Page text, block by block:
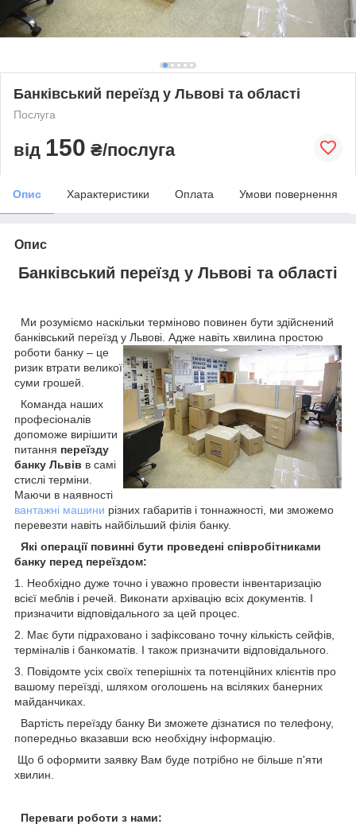
Банківський переїзд у Львові та області
Послуга
від 150 ₴/послуга
Опис Характеристики Оплата Умови повернення
Опис
Банківський переїзд у Львові та області
Ми розуміємо наскільки терміново повинен бути здійснений
банківський переїзд у Львові. Адже навіть хвилина простою
роботи банку – це
ризик втрати великої
суми грошей.
Команда наших
професіоналів
допоможе вирішити
питання переїзду
банку Львів в самі
стислі терміни.
Маючи в наявності
вантажні машини різних габаритів і тоннажності, ми зможемо
перевезти навіть найбільший філія банку.
Які операції повинні бути проведені співробітниками
банку перед переїздом:
1. Необхідно дуже точно і уважно провести інвентаризацію
всієї меблів і речей. Виконати архівацію всіх документів. І
призначити відповідального за цей процес.
2. Має бути підраховано і зафіксовано точну кількість сейфів,
терміналів і банкоматів. І також призначити відповідального.
3. Повідомте усіх своїх теперішніх та потенційних клієнтів про
вашому переїзді, шляхом оголошень на всіляких банерних
майданчиках.
Вартість переїзду банку Ви зможете дізнатися по телефону,
попередньо вказавши всю необхідну інформацію.
Що б оформити заявку Вам буде потрібно не більше п'яти
хвилин.
Переваги роботи з нами: